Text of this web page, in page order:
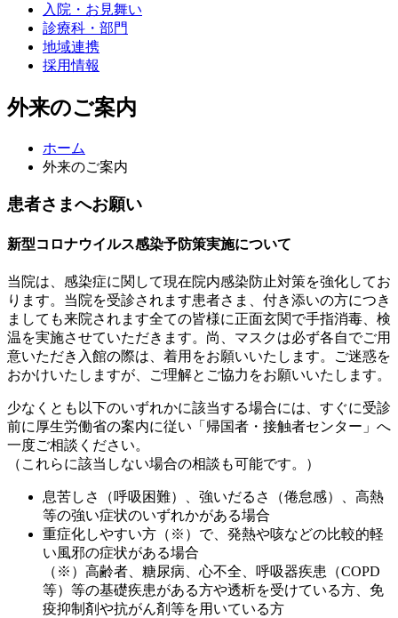
入院・お見舞い
診療科・部門
地域連携
採用情報
外来のご案内
ホーム
外来のご案内
患者さまへお願い
新型コロナウイルス感染予防策実施について
当院は、感染症に関して現在院内感染防止対策を強化してお
ります。当院を受診されます患者さま、付き添いの方につき
ましても来院されます全ての皆様に正面玄関で手指消毒、検
温を実施させていただきます。尚、マスクは必ず各自でご用
意いただき入館の際は、着用をお願いいたします。ご迷惑を
おかけいたしますが、ご理解とご協力をお願いいたします。
少なくとも以下のいずれかに該当する場合には、すぐに受診
前に厚生労働省の案内に従い「帰国者・接触者センター」へ
一度ご相談ください。
（これらに該当しない場合の相談も可能です。）
息苦しさ（呼吸困難）、強いだるさ（倦怠感）、高熱
等の強い症状のいずれかがある場合
重症化しやすい方（※）で、発熱や咳などの比較的軽
い風邪の症状がある場合
（※）高齢者、糖尿病、心不全、呼吸器疾患（COPD
等）等の基礎疾患がある方や透析を受けている方、免
疫抑制剤や抗がん剤等を用いている方